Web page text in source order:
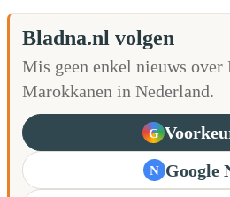
Bladna.nl volgen
Mis geen enkel nieuws over
Marokkanen in Nederland.
G
N Google